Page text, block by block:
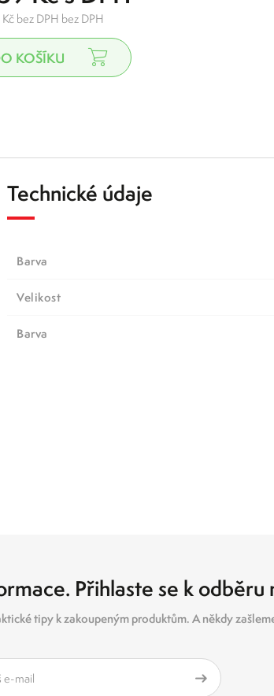
Kč bez DPH bez DPH
Technické údaje
Barva
Velikost
barva
Přihlaste se k odběru
tipy k zakoupeným produktům. A někdy